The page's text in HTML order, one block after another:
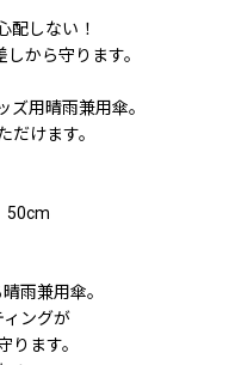
配しない！
から守ります。
ズ用晴雨兼用傘。
だけます。
50cm
雨兼用傘。
ングが
ります。